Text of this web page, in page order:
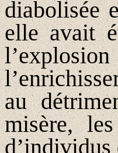
diabolisée
elle avait
au
misère,
d’individus